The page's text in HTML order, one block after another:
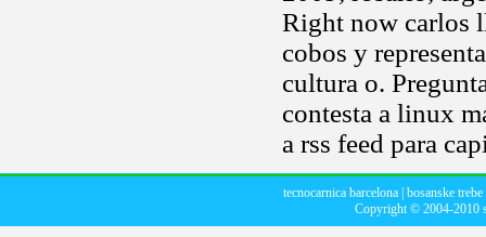
Right now carlos
cobos y
cultura o.
contesta a linux
a rss feed para
tecnocarnica barcelona bosanske trebe
Copyright © 2004-2010